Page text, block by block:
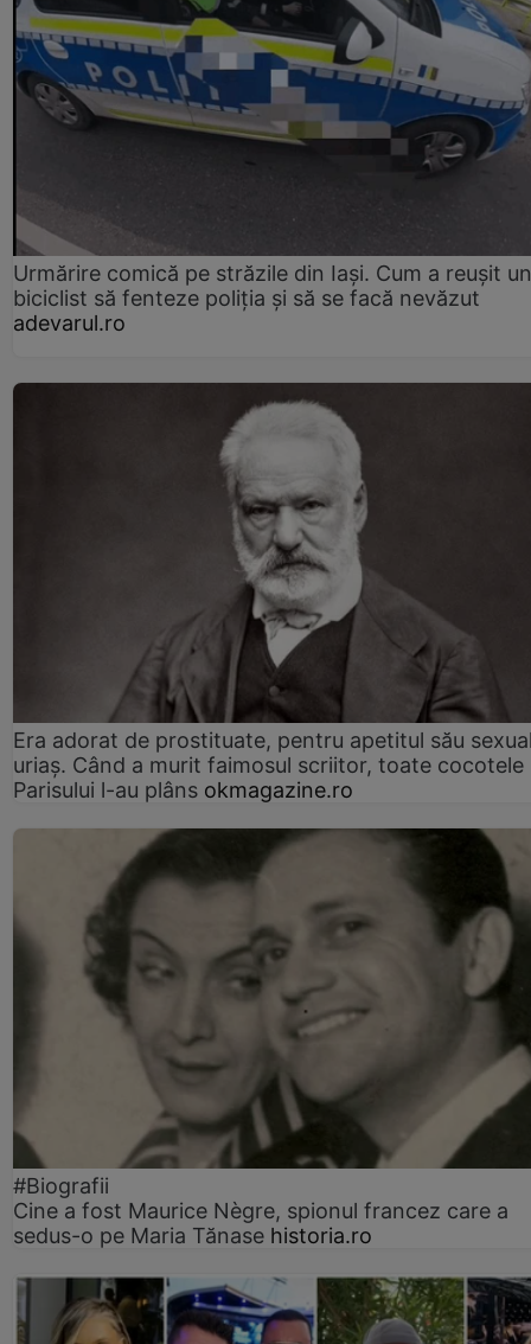
Urmărire comică pe străzile din Iași. Cum a reușit un
biciclist să fenteze poliția și să se facă nevăzut
adevarul.ro
Era adorat de prostituate, pentru apetitul său
uriaș. Când a murit faimosul scriitor, toate cocotele
Parisului l-au plâns okmagazine.ro
#Biografii
Cine a fost Maurice Nègre, spionul francez care a
sedus-o pe Maria Tănase historia.ro